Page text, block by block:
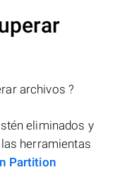
archivos ?
eliminados y
herramientas
Partition